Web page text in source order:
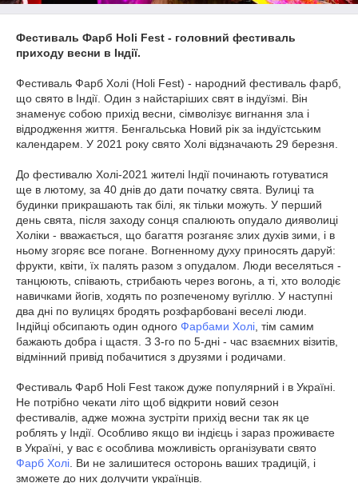
Фестиваль Фарб Holi Fest - головний фестиваль
приходу весни в Індії.
Фестиваль Фарб Холі (Holi Fest) - народний фестиваль фарб,
що свято в Індії. Один з найстаріших свят в індуїзмі. Він
знаменує собою прихід весни, сімволізує вигнання зла і
відродження життя. Бенгальська Новий рік за індуїстським
календарем. У 2021 року свято Холі відзначають 29 березня.
До фестивалю Холі-2021 жителі Індії починають готуватися
ще в лютому, за 40 днів до дати початку свята. Вулиці та
будинки прикрашають так білі, як тільки можуть. У перший
день свята, після заходу сонця спалюють опудало дияволиці
Холіки - вважається, що багаття розганяє злих духів зими, і в
ньому згоряє все погане. Вогненному духу приносять даруй:
фрукти, квіти, їх палять разом з опудалом. Люди веселяться -
танцюють, співають, стрибають через вогонь, а ті, хто володіє
навичками йогів, ходять по розпеченому вугіллю. У наступні
два дні по вулицях бродять розфарбовані веселі люди.
Індійці обсипають один одного Фарбами Холі , тім самим
бажають добра і щастя. З 3-го по 5-дні - час взаємних візитів,
відмінний привід побачитися з друзями і родичами.
Фестиваль Фарб Holi Fest також дуже популярний і в Україні.
Не потрібно чекати літо щоб відкрити новий сезон
фестивалів, адже можна зустріти прихід весни так як це
роблять у Індії. Особливо якщо ви індієць і зараз проживаєте
в Україні, у вас є особлива можливість організувати свято
Фарб Холі . Ви не залишитеся осторонь ваших традицій, і
зможете до них долучити українців.